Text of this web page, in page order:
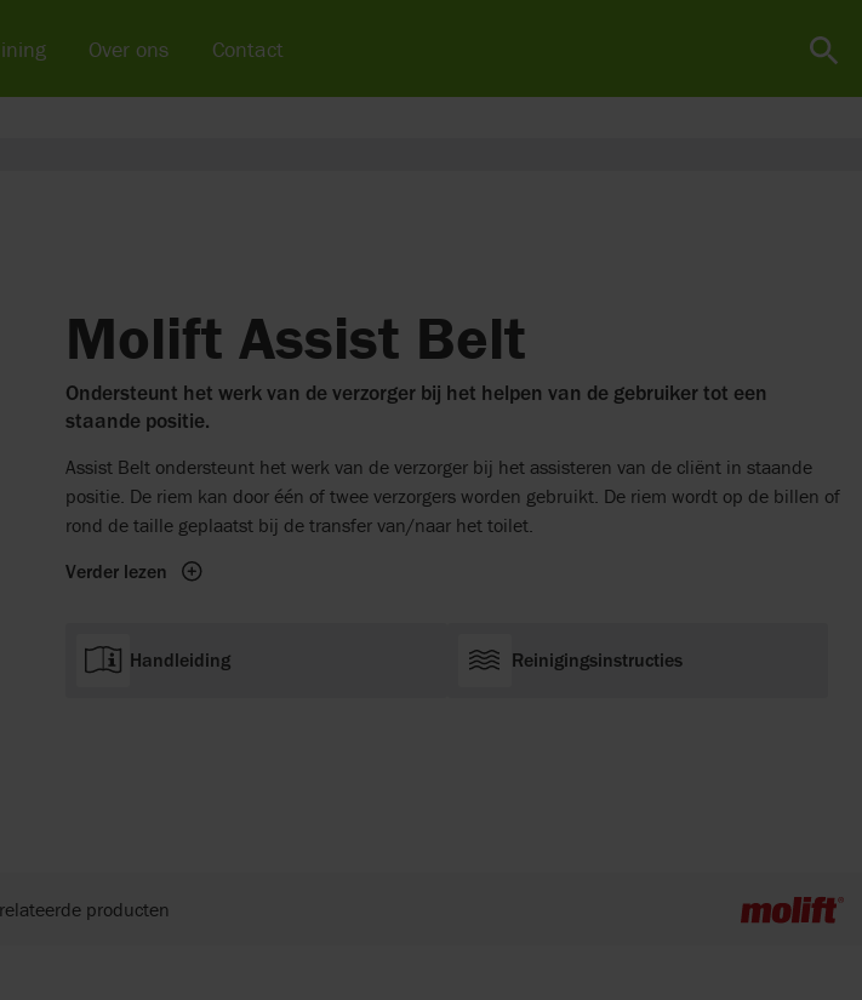
Molift Assist Belt
Ondersteunt het werk van de verzorger bij het helpen van de gebruiker tot een
staande positie.
Assist Belt ondersteunt het werk van de verzorger bij het assisteren van de cliënt in staande
positie. De riem kan door één of twee verzorgers worden gebruikt. De riem wordt op de billen of
rond de taille geplaatst bij de transfer van/naar het toilet.
Verder lezen
Handleiding Reinigingsinstructies
producten
Over ons Contact